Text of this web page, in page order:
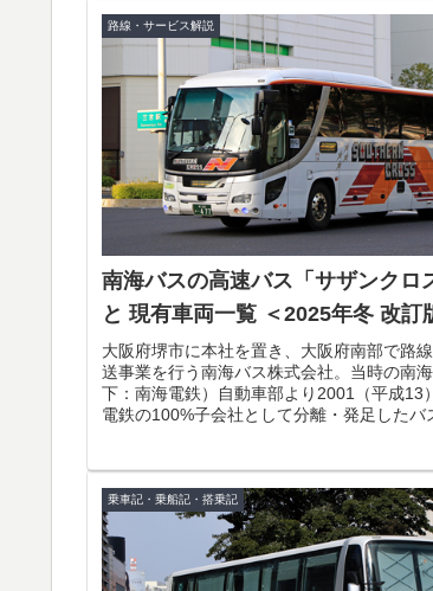
路線・サービス解説
南海バスの高速バス「サザンクロ
と 現有車両一覧 ＜2025年冬 改訂
大阪府堺市に本社を置き、大阪府南部で路
送事業を行う南海バス株式会社。当時の南
下：南海電鉄）自動車部より2001（平成13
電鉄の100%子会社として分離・発足したバ
乗車記・乗船記・搭乗記